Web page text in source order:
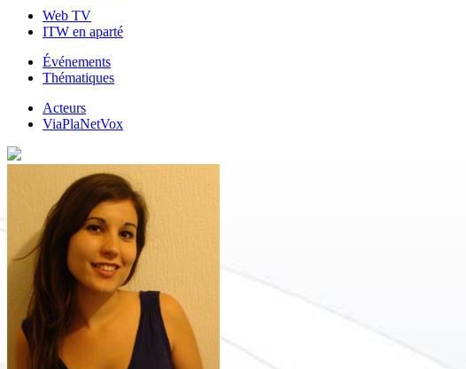
Web TV
ITW en aparté
Événements
Thématiques
Acteurs
ViaPlaNetVox